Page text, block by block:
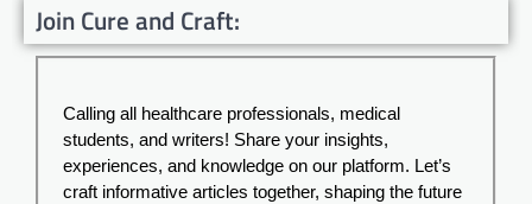
Join Cure and Craft:
Calling all healthcare professionals, medical
students, and writers! Share your insights,
experiences, and knowledge on our platform. Let’s
craft informative articles together, shaping the future